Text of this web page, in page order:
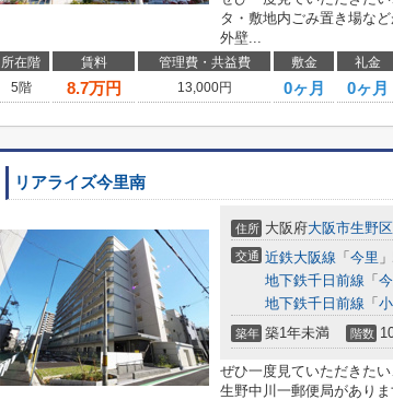
タ・敷地内ごみ置き場な
外壁...
所在階 賃料 管理費・共益費 敷金 礼金
5階
8.7万円 13,000円 0ヶ月 0ヶ月
リアライズ今里南
住所 大阪府大阪市生野区
交通 近鉄大阪線 「 今里
地下鉄千日前線 「
地下鉄千日前線 「
築年 築1年未満 階数
ぜひ一度見ていただきた
生野中川一郵便局があり